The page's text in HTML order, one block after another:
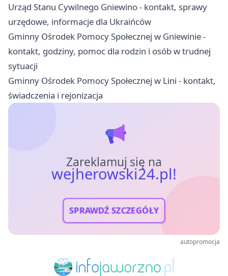
Urząd Stanu Cywilnego Gniewino - kontakt, sprawy
urzędowe, informacje dla Ukraińców
Gminny Ośrodek Pomocy Społecznej w Gniewinie -
kontakt, godziny, pomoc dla rodzin i osób w trudnej
sytuacji
Gminny Ośrodek Pomocy Społecznej w Lini - kontakt,
świadczenia i rejonizacja
Zareklamuj się na
wejherowski24.pl!
SPRAWDŹ SZCZEGÓŁY
autopromocja